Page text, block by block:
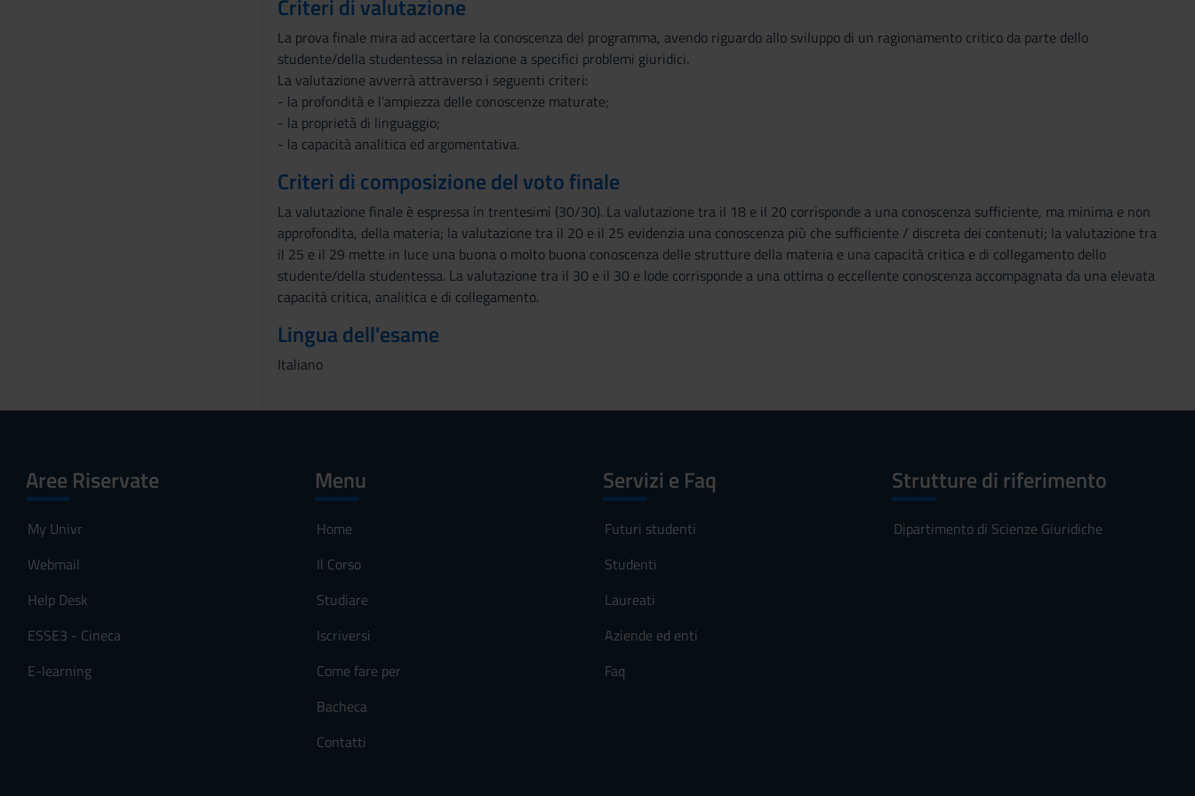
Criteri di valutazione
La prova finale mira ad accertare la conoscenza del programma, avendo riguardo allo sviluppo di un ragionamento critico da parte dello
studente/della studentessa in relazione a specifici problemi giuridici.
La valutazione avverrà attraverso i seguenti criteri:
- la profondità e l’ampiezza delle conoscenze maturate;
- la proprietà di linguaggio;
- la capacità analitica ed argomentativa.
Criteri di composizione del voto finale
La valutazione finale è espressa in trentesimi (30/30). La valutazione tra il 18 e il 20 corrisponde a una conoscenza sufficiente, ma minima e non
approfondita, della materia; la valutazione tra il 20 e il 25 evidenzia una conoscenza più che sufficiente / discreta dei contenuti; la valutazione tra
il 25 e il 29 mette in luce una buona o molto buona conoscenza delle strutture della materia e una capacità critica e di collegamento dello
studente/della studentessa. La valutazione tra il 30 e il 30 e lode corrisponde a una ottima o eccellente conoscenza accompagnata da una elevata
capacità critica, analitica e di collegamento.
Lingua dell'esame
Italiano
Aree Riservate
My Univr
Webmail
Help Desk
ESSE3 - Cineca
E-learning
Menu
Home
Il Corso
Studiare
Iscriversi
Come fare per
Bacheca
Contatti
Servizi e Faq
Futuri studenti
Studenti
Laureati
Aziende ed enti
Faq
Strutture di riferimento
Dipartimento di Scienze Giuridiche